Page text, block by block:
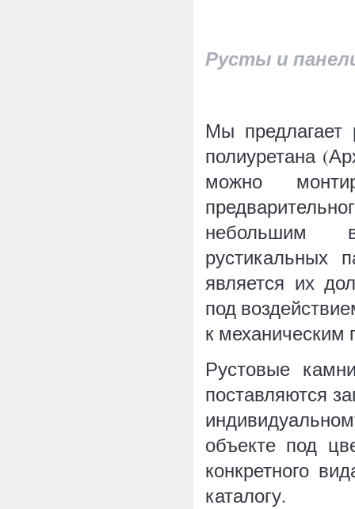
Русты и
Мы предлагает
полиуретана
можно
небольшим
рустикальных
является их
под
к
Рустовые
поставляются
объекте под
конкретного
каталогу.